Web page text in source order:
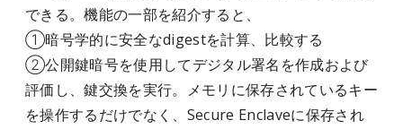
できる。機能の一部を紹介すると、
①暗号学的に安全なdigestを計算、比較する
②公開鍵暗号を使用してデジタル署名を作成および
評価し、鍵交換を実行。メモリに保存されているキー
を操作するだけでなく、Secure Enclaveに保存され